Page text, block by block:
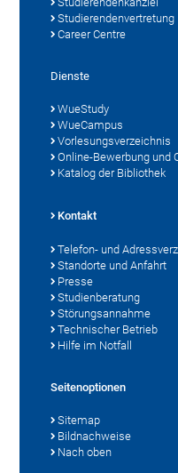
Studierendenvertretung
Career Centre
Dienste
WueStudy
WueCampus
Vorlesungsverzeichnis
Online-Bewerbung und
Katalog der Bibliothek
Kontakt
Telefon- und
Standorte und Anfahrt
Presse
Studienberatung
Störungsannahme
Technischer Betrieb
Hilfe im Notfall
Seitenoptionen
Sitemap
Bildnachweise
Nach oben